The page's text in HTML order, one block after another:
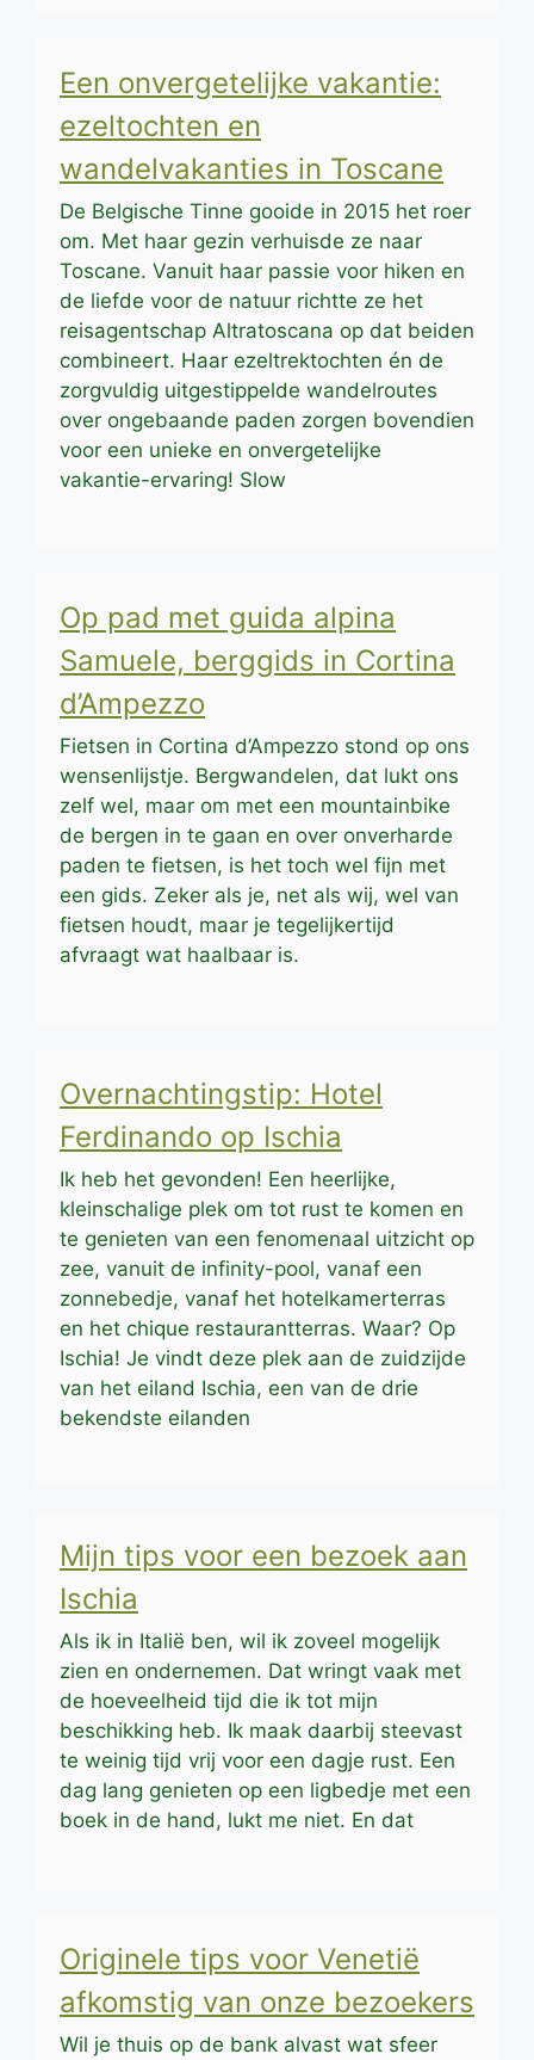
Een onvergetelijke vakantie:
ezeltochten en
wandelvakanties in Toscane
De Belgische Tinne gooide in 2015 het roer
om. Met haar gezin verhuisde ze naar
Toscane. Vanuit haar passie voor hiken en
de liefde voor de natuur richtte ze het
reisagentschap Altratoscana op dat beiden
combineert. Haar ezeltrektochten én de
zorgvuldig uitgestippelde wandelroutes
over ongebaande paden zorgen bovendien
voor een unieke en onvergetelijke
vakantie-ervaring! Slow
Op pad met guida alpina
Samuele, berggids in Cortina
d’Ampezzo
Fietsen in Cortina d’Ampezzo stond op ons
wensenlijstje. Bergwandelen, dat lukt ons
zelf wel, maar om met een mountainbike
de bergen in te gaan en over onverharde
paden te fietsen, is het toch wel fijn met
een gids. Zeker als je, net als wij, wel van
fietsen houdt, maar je tegelijkertijd
afvraagt wat haalbaar is.
Overnachtingstip: Hotel
Ferdinando op Ischia
Ik heb het gevonden! Een heerlijke,
kleinschalige plek om tot rust te komen en
te genieten van een fenomenaal uitzicht op
zee, vanuit de infinity-pool, vanaf een
zonnebedje, vanaf het hotelkamerterras
en het chique restaurantterras. Waar? Op
Ischia! Je vindt deze plek aan de zuidzijde
van het eiland Ischia, een van de drie
bekendste eilanden
Mijn tips voor een bezoek aan
Ischia
Als ik in Italië ben, wil ik zoveel mogelijk
zien en ondernemen. Dat wringt vaak met
de hoeveelheid tijd die ik tot mijn
beschikking heb. Ik maak daarbij steevast
te weinig tijd vrij voor een dagje rust. Een
dag lang genieten op een ligbedje met een
boek in de hand, lukt me niet. En dat
Originele tips voor Venetië
afkomstig van onze bezoekers
Wil je thuis op de bank alvast wat sfeer